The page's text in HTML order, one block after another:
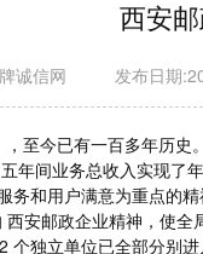
西安
诚信网 发布日期
至今已有一百多年历
年间业务总收入实现了
和用户满意为重点的
安邮政企业精神，使
独立单位已全部分别